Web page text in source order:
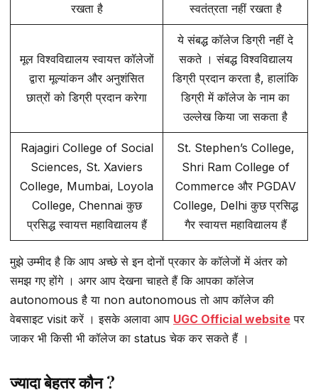
रखता है
स्वतंत्रता नहीं रखता है
मूल विश्वविद्यालय स्वायत्त कॉलेजों
द्वारा मूल्यांकन और अनुशंसित
छात्रों को डिग्री प्रदान करेगा
ये संबद्ध कॉलेज डिग्री नहीं दे
सकते । संबद्ध विश्वविद्यालय
डिग्री प्रदान करता है, हालांकि
डिग्री में कॉलेज के नाम का
उल्लेख किया जा सकता है
Rajagiri College of Social
Sciences, St. Xaviers
College, Mumbai, Loyola
College, Chennai कुछ
प्रसिद्ध स्वायत्त महाविद्यालय हैं
St. Stephen’s College,
Shri Ram College of
Commerce और PGDAV
College, Delhi कुछ प्रसिद्ध
गैर स्वायत्त महाविद्यालय हैं
मुझे उम्मीद है कि आप अच्छे से इन दोनों प्रकार के कॉलेजों में अंतर को
समझ गए होंगे । अगर आप देखना चाहते हैं कि आपका कॉलेज
autonomous है या non autonomous तो आप कॉलेज की
वेबसाइट visit करें । इसके अलावा आप UGC Official website पर
जाकर भी किसी भी कॉलेज का status चेक कर सकते हैं ।
ज्यादा बेहतर कौन ?